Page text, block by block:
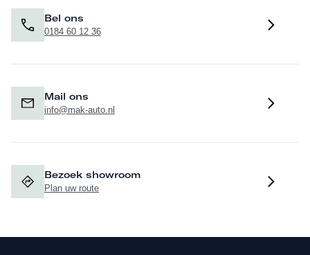
Bel ons
0184 60 12 36
Mail ons
info@mak-auto.nl
Bezoek showroom
Plan uw route